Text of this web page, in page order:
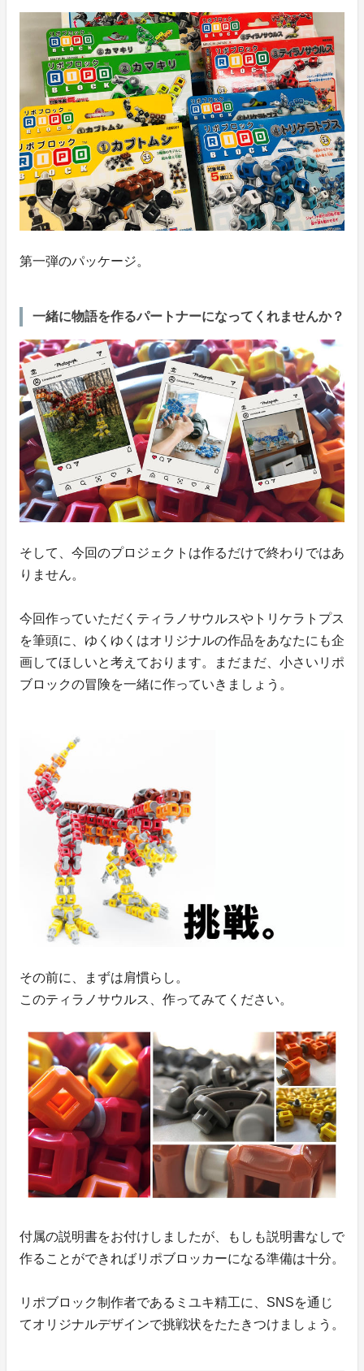
第一弾のパッケージ。
一緒に物語を作るパートナーになってくれませんか？
そして、今回のプロジェクトは作るだけで終わりではあ
りません。
今回作っていただくティラノサウルスやトリケラトプス
を筆頭に、ゆくゆくはオリジナルの作品をあなたにも企
画してほしいと考えております。まだまだ、小さいリポ
ブロックの冒険を一緒に作っていきましょう。
その前に、まずは肩慣らし。
このティラノサウルス、作ってみてください。
付属の説明書をお付けしましたが、もしも説明書なしで
作ることができればリポブロッカーになる準備は十分。
リポブロック制作者であるミユキ精工に、SNSを通じ
てオリジナルデザインで挑戦状をたたきつけましょう。